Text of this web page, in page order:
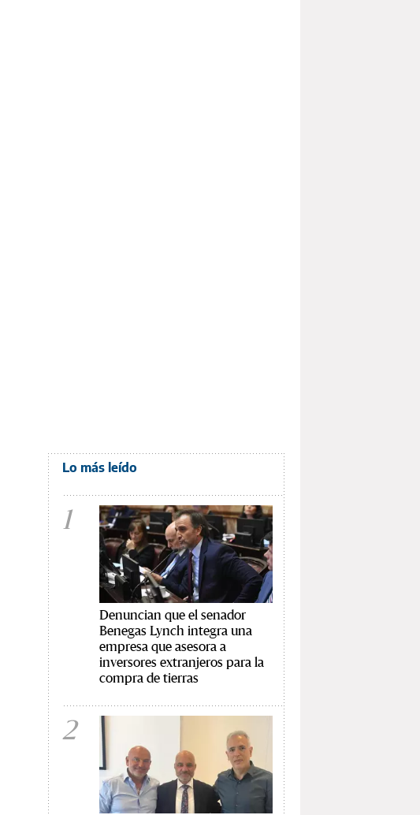
Lo más leído
1
Denuncian que el senador
Benegas Lynch integra una
empresa que asesora a
inversores extranjeros para la
compra de tierras
2